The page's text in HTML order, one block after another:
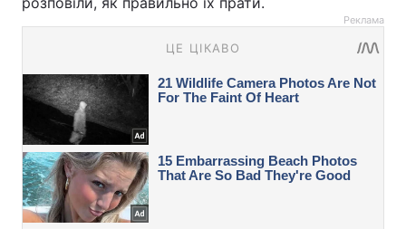
Реклама